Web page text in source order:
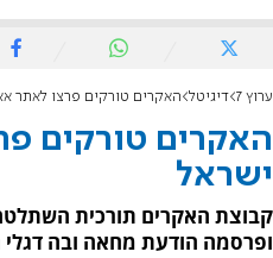
ערוץ 7 דיגיטל האקרים טורקים פרצו לאתר
האקרים טורקים
ישראל‏
ופרסמה הודעת מחאה ובה דגלי